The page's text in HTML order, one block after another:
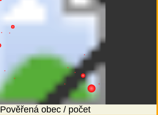
Pověřená obec / počet